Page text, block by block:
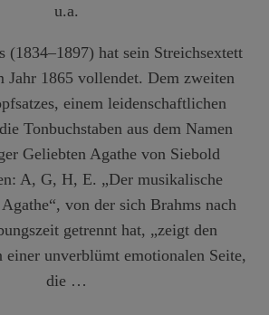
u.a.
(1834–1897) hat sein Streichsextett
1865 vollendet. Dem zweiten
einem leidenschaftlichen
Tonbuchstaben aus dem Namen
Geliebten Agathe von Siebold
A, G, H, E. „Der musikalische
von der sich Brahms nach
getrennt hat, „zeigt den
einer unverblümt emotionalen Seite,
die …